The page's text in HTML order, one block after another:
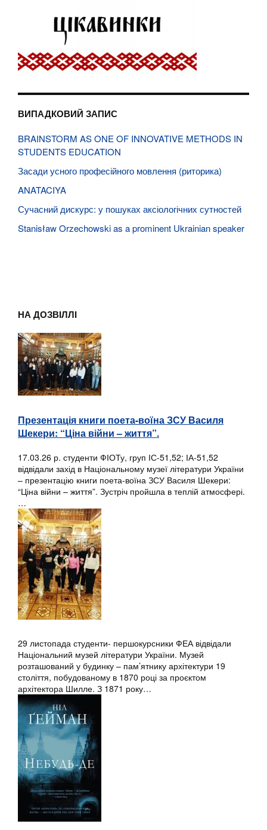
ВИПАДКОВИЙ ЗАПИС
BRAINSTORM AS ONE OF INNOVATIVE METHODS IN
STUDENTS EDUCATION
Засади усного професійного мовлення (риторика)
ANATACIYA
Сучасний дискурс: у пошуках аксіологічних сутностей
Stanisław Orzechowski as a prominent Ukrainian speaker
НА ДОЗВІЛЛІ
Презентація книги поета-воїна ЗСУ Василя
Шекери: “Ціна війни – життя”.
17.03.26 р. студенти ФІОТу, груп ІС-51,52; ІА-51,52
відвідали захід в Національному музеї літератури України
– презентацію книги поета-воїна ЗСУ Василя Шекери:
“Ціна війни – життя”. Зустріч пройшла в теплій атмосфері.
…
29 листопада студенти- першокурсники ФЕА відвідали
Національний музей літератури України. Музей
розташований у будинку – пам’ятнику архітектури 19
століття, побудованому в 1870 році за проєктом
архітектора Шилле. З 1871 року…